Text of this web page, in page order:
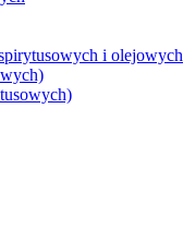
i olejowych